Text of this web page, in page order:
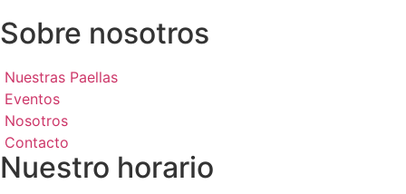
Sobre nosotros
Nuestras Paellas
Eventos
Nosotros
Contacto
Nuestro horario